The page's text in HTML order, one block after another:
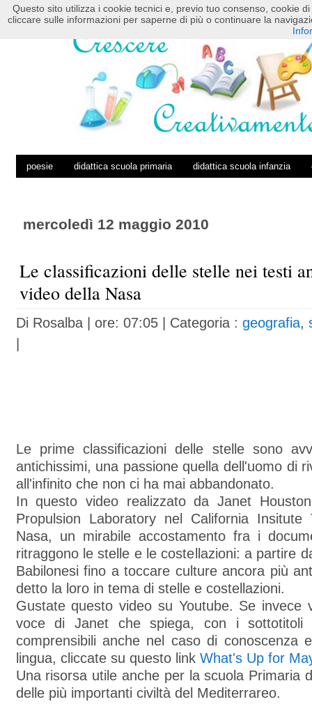
HOME POSTS RSS COMMENTS RSS
poesie didattica scuola primaria didattica scuola infanzia
mercoledì 12 maggio 2010
Le classificazioni delle stelle nei testi
video della Nasa
Di Rosalba| ore: 07:05 | Categoria : geografia,
Le prime classificazioni delle stelle sono
antichissimi, una passione quella dell'uomo di
all'infinito che non ci ha mai abbandonato.
In questo video realizzato da Janet
Propulsion Laboratory nel California Insitute
Nasa, un mirabile accostamento fra i
ritraggono le stelle e le costellazioni: a partire
Babilonesi fino a toccare culture ancora più
detto la loro in tema di stelle e costellazioni.
Gustate questo video su Youtube. Se invece
voce di Janet che spiega, con i sottotitoli
comprensibili anche nel caso di conoscenza
lingua, cliccate su questo link What's Up for
Una risorsa utile anche per la scuola Primaria
delle più importanti civiltà del Mediterrareo.
Questo sito utilizza i cookie tecnici e, previo tuo consenso, cookie
cliccare sulle informazioni per saperne di più o continuare la